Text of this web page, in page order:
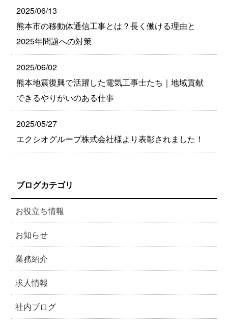
2025/06/13
熊本市の移動体通信工事とは？長く働ける理由と
2025年問題への対策
2025/06/02
熊本地震復興で活躍した電気工事士たち｜地域貢献
できるやりがいのある仕事
2025/05/27
エクシオグループ株式会社様より表彰されました！
ブログカテゴリ
お役立ち情報
お知らせ
業務紹介
求人情報
社内ブログ